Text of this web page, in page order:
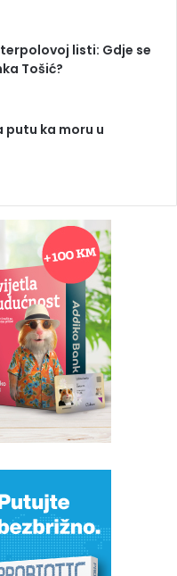
listi: Gdje se
Tošić?
putu ka moru u